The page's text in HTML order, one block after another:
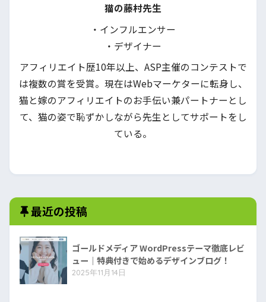
猫の藤村先生
・インフルエンサー
・デザイナー
アフィリエイト歴10年以上、ASP主催のコンテストで
は複数の賞を受賞。現在はWebマーケターに転身し、
猫と嫁のアフィリエイトのお手伝い兼パートナーとし
て、猫の姿で恥ずかしながら先生としてサポートをし
ている。
最近の投稿
ゴールドメディア WordPressテーマ徹底レビ
ュー｜特典付きで始めるデザインブログ！
2025年11月14日